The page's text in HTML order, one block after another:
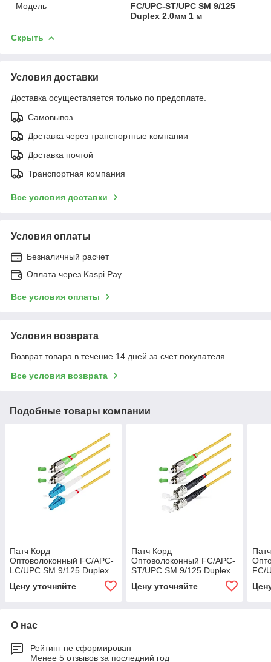
Модель
FC/UPC-ST/UPC SM 9/125
Duplex 2.0мм 1 м
Скрыть
Условия доставки
Доставка осуществляется только по предоплате.
Самовывоз
Доставка через транспортные компании
Доставка почтой
Транспортная компания
Все условия доставки
Условия оплаты
Безналичный расчет
Оплата через Kaspi Pay
Все условия оплаты
Условия возврата
Возврат товара в течение 14 дней за счет покупателя
Все условия возврата
Подобные товары компании
Патч Корд
Оптоволоконный FC/APC-
LC/UPC SM 9/125 Duplex
Цену уточняйте
Патч Корд
Оптоволоконный FC/APC-
ST/UPC SM 9/125 Duplex
Цену уточняйте
FC/
О нас
Рейтинг не сформирован
Менее 5 отзывов за последний год